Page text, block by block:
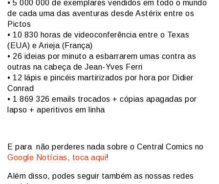
• 5 000 000 de exemplares vendidos em todo o mundo
de cada uma das aventuras desde Astérix entre os
Pictos
• 10 830 horas de videoconferência entre o Texas
(EUA) e Arieja (França)
• 26 ideias por minuto a esbarrarem umas contra as
outras na cabeça de Jean-Yves Ferri
• 12 lápis e pincéis martirizados por hora por Didier
Conrad
• 1 869 326 emails trocados + cópias apagadas por
lapso + aperitivos em linha
E para não perderes nada sobre o Central Comics no
Google Notícias, toca aqui!
Além disso, podes seguir também as nossas redes